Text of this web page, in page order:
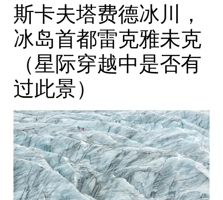
斯卡夫塔费德冰川，
冰岛首都雷克雅未克
（星际穿越中是否有
过此景）